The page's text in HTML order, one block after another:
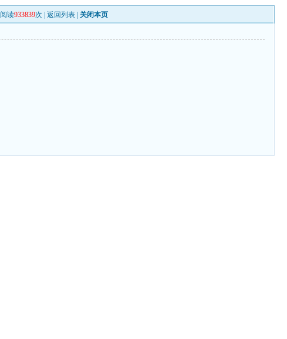
阅读933839次 |返回列表 关闭本页